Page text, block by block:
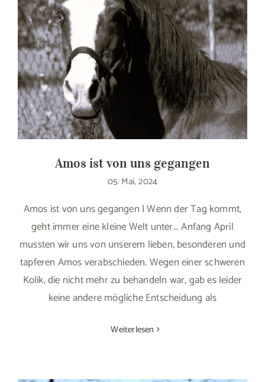
Amos ist von uns gegangen
05. Mai, 2024
Amos ist von uns gegangen | Wenn der Tag kommt,
geht immer eine kleine Welt unter... Anfang April
mussten wir uns von unserem lieben, besonderen und
tapferen Amos verabschieden. Wegen einer schweren
Kolik, die nicht mehr zu behandeln war, gab es leider
keine andere mögliche Entscheidung als
Weiterlesen